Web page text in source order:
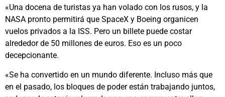
«Una docena de turistas ya han volado con los rusos, y la
NASA pronto permitirá que SpaceX y Boeing organicen
vuelos privados a la ISS. Pero un billete puede costar
alrededor de 50 millones de euros. Eso es un poco
decepcionante.
«Se ha convertido en un mundo diferente. Incluso más que
en el pasado, los bloques de poder están trabajando juntos,